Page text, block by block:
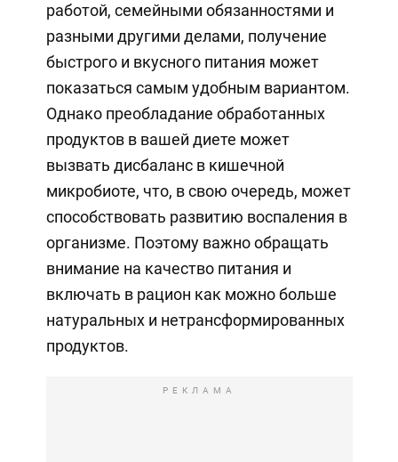
работой, семейными обязанностями и
разными другими делами, получение
быстрого и вкусного питания может
показаться самым удобным вариантом.
Однако преобладание обработанных
продуктов в вашей диете может
вызвать дисбаланс в кишечной
микробиоте, что, в свою очередь, может
способствовать развитию воспаления в
организме. Поэтому важно обращать
внимание на качество питания и
включать в рацион как можно больше
натуральных и нетрансформированных
продуктов.
РЕКЛАМА